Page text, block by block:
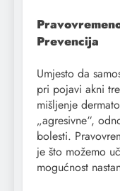
Prevencija
Umjesto da
pri pojavi akni
mišljenje
„agresivne“,
bolesti.
je što možemo
mogućnost